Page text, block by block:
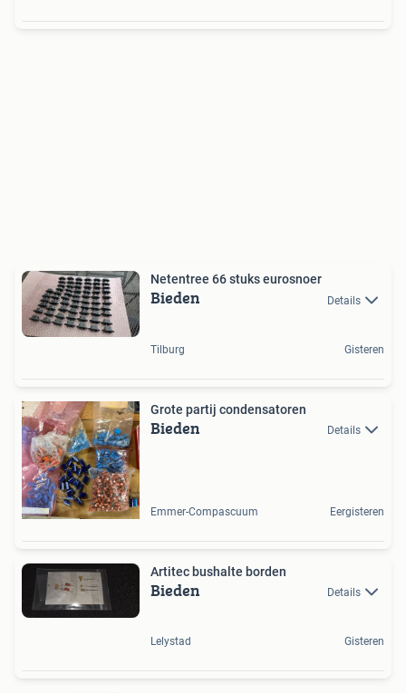
Netentree 66 stuks eurosnoer
Bieden Details
Tilburg Gisteren
Grote partij condensatoren
Bieden Details
Emmer-Compascuum Eergisteren
Artitec bushalte borden
Bieden Details
Lelystad Gisteren